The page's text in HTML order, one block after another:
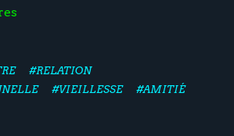
#RELATION
#VIEILLESSE #AMITIÉ